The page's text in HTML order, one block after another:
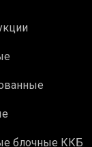
блочные ККБ